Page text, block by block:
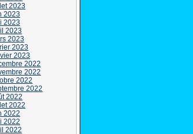
2023
2023
2023
2023
2023
2023
2023
2022
2022
2022
2022
2022
2022
2022
2022
2022